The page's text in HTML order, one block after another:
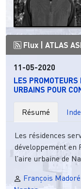
Flux | ATLAS
11-05-2020
LES
URBAINS POUR
Résumé
Les résidences
développement en
l’aire urbaine de
François Madoré